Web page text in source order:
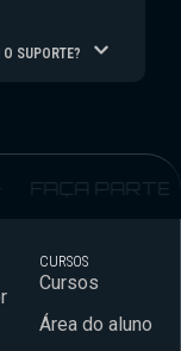
SUPORTE?
FAÇA PARTE
CURSOS
Cursos
Área do aluno